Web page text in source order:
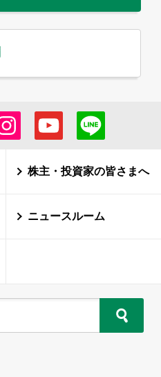
株主・投資家の皆さまへ
ニュースルーム